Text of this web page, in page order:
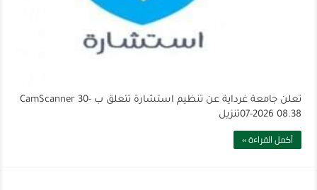
تعلن جامعة غرداية عن تنظيم استشارة تتعلق ب CamScanner 30-
07-2026 08.38تنزيل
أكمل القراءة »